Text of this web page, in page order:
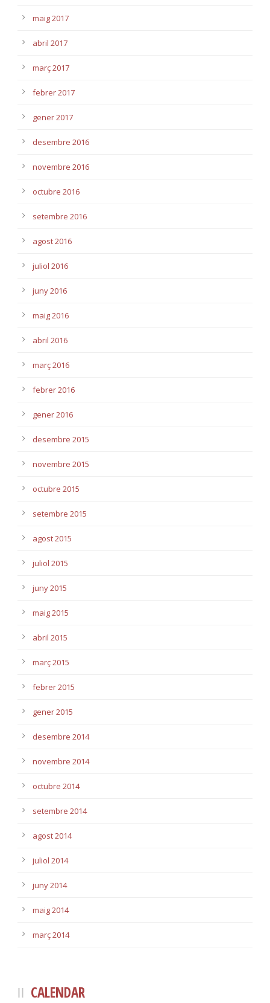
maig 2017
abril 2017
març 2017
febrer 2017
gener 2017
desembre 2016
novembre 2016
octubre 2016
setembre 2016
agost 2016
juliol 2016
juny 2016
maig 2016
abril 2016
març 2016
febrer 2016
gener 2016
desembre 2015
novembre 2015
octubre 2015
setembre 2015
agost 2015
juliol 2015
juny 2015
maig 2015
abril 2015
març 2015
febrer 2015
gener 2015
desembre 2014
novembre 2014
octubre 2014
setembre 2014
agost 2014
juliol 2014
juny 2014
maig 2014
març 2014
CALENDAR